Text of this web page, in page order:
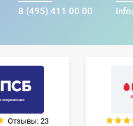
8 (495) 411 00 00
Отзывы: 23